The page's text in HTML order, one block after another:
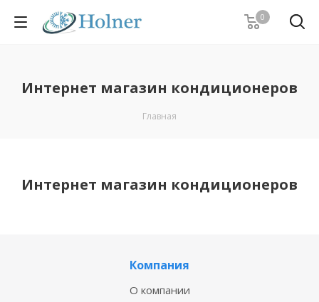
0
Интернет магазин кондиционеров
Главная
Интернет магазин кондиционеров
Компания
О компании